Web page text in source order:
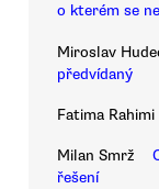
o kterém se
Miroslav
předvídaný
Fatima Rahimi
Milan Smrž
řešení